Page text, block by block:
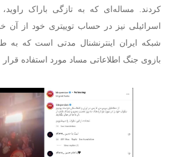
کردند. مساله‌ای که به تازگی باراک
اسرائیلی نیز در حساب توییتری خود از آن
شبکه ایران اینترنشنال مدتی است که به
بازوی جنگ اطلاعاتی مساد مورد استفاده قرار